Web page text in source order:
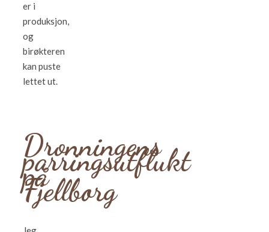
er i
produksjon,
og
birøkteren
kan puste
lettet ut.
Dronningens
parringsutflukt
på
Fjellborg